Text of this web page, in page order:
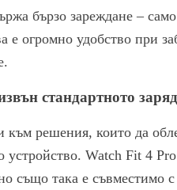
бързо зареждане –
е огромно удобство при
стандартното
към решения, които да
устройство. Watch Fit 4
също така е съвместимо